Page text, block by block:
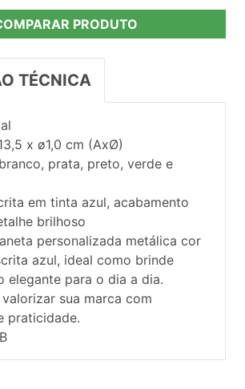
PRODUTO
TÉCNICA
x ø1,0 cm (AxØ)
prata, preto, verde e
em tinta azul, acabamento
brilhoso
personalizada metálica cor
azul, ideal como brinde
elegante para o dia a dia.
sua marca com
praticidade.